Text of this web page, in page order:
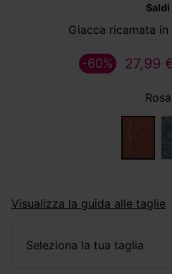
Saldi
Giacca ricamata
27,99
-60%
Rosa
Visualizza la guida alle taglie
seleziona la tua taglia